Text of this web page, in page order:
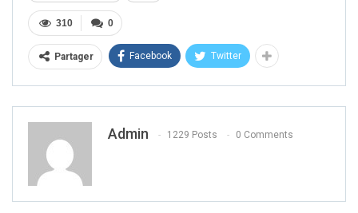
0
310
Partager Facebook Twitter
Admin 1229 Posts 0 Comments